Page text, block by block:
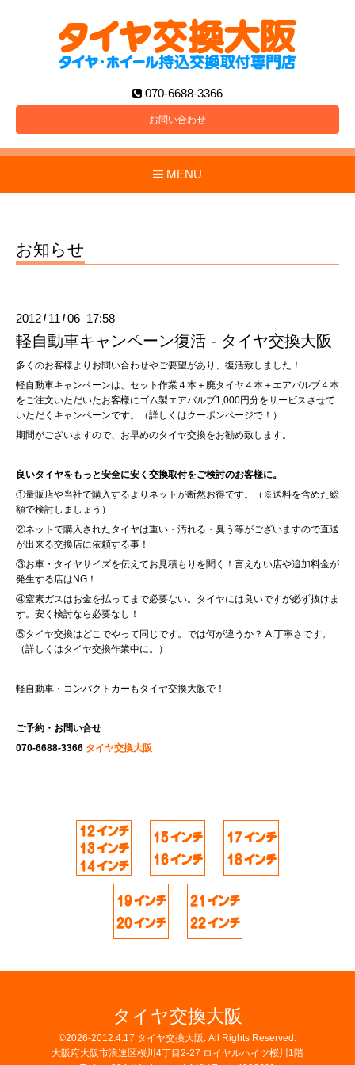
070-6688-3366
お問い合わせ
MENU
お知らせ
2012 / 11 /06 17:58
軽自動車キャンペーン復活 - タイヤ交換大阪
多くのお客様よりお問い合わせやご要望があり、復活致しました！
軽自動車キャンペーンは、セット作業４本＋廃タイヤ４本＋エアバルブ４本
をご注文いただいたお客様にゴム製エアバルブ1,000円分をサービスさせて
いただくキャンペーンです。（詳しくはクーポンページで！）
期間がございますので、お早めのタイヤ交換をお勧め致します。
良いタイヤをもっと安全に安く交換取付をご検討のお客様に。
①量販店や当社で購入するよりネットが断然お得です。（※送料を含めた総
額で検討しましょう）
②ネットで購入されたタイヤは重い・汚れる・臭う等がございますので直送
が出来る交換店に依頼する事！
③お車・タイヤサイズを伝えてお見積もりを聞く！言えない店や追加料金が
発生する店はNG！
④窒素ガスはお金を払ってまで必要ない。タイヤには良いですが必ず抜けま
す。安く検討なら必要なし！
⑤タイヤ交換はどこでやって同じです。では何が違うか？ A.丁寧さです。
（詳しくはタイヤ交換作業中に。）
軽自動車・コンパクトカーもタイヤ交換大阪で！
ご予約・お問い合せ
070-6688-3366 タイヤ交換大阪
タイヤ交換大阪
©2026-2012.4.17 タイヤ交換大阪 . All Rights Reserved.
大阪府大阪市浪速区桜川4丁目2-27 ロイヤルハイツ桜川1階